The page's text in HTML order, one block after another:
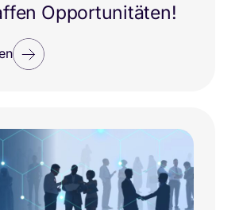
Opportunitäten!